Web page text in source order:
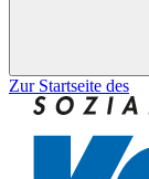
Zur Startseite des